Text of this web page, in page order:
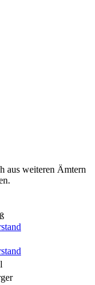
aus weiteren Ämtern